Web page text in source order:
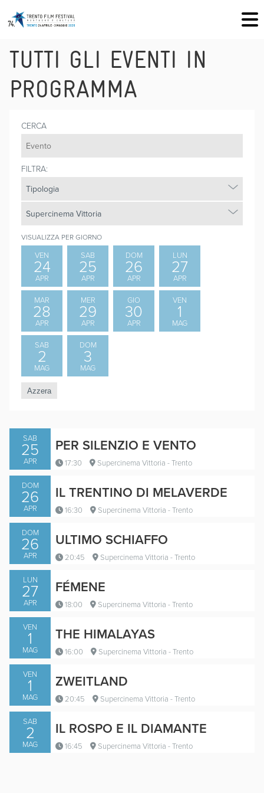
TUTTI GLI EVENTI IN
PROGRAMMA
CERCA
FILTRA:
VISUALIZZA PER GIORNO
VEN
24
APR
SAB
25
APR
DOM
26
APR
LUN
27
APR
MAR
28
APR
MER
29
APR
GIO
30
APR
VEN
1
MAG
SAB
2
MAG
DOM
3
MAG
SAB
25
APR
PER SILENZIO E VENTO
17:30 Supercinema Vittoria - Trento
DOM
26
APR
IL TRENTINO DI MELAVERDE
16:30 Supercinema Vittoria - Trento
DOM
26
APR
ULTIMO SCHIAFFO
20:45 Supercinema Vittoria - Trento
LUN
27
APR
FÉMENE
18:00 Supercinema Vittoria - Trento
VEN
1
MAG
THE HIMALAYAS
16:00 Supercinema Vittoria - Trento
VEN
1
MAG
ZWEITLAND
20:45 Supercinema Vittoria - Trento
SAB
2
MAG
IL ROSPO E IL DIAMANTE
16:45 Supercinema Vittoria - Trento